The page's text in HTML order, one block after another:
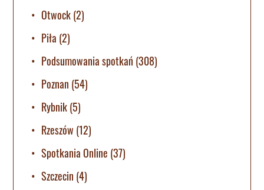
Otwock(2)
Piła (2)
Podsumowania spotkań (308)
Poznan (54)
Rybnik(5)
Rzeszów (12)
Spotkania Online (37)
Szczecin (4)